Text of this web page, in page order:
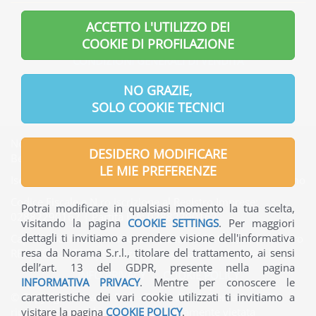
INFORMAZIONI UTILI
CONDIZIONI GENERALI DI VENDITA
INFORMATIVA PRIVACY
Norama S.r.l. | Indirizzo Sede legale: Via Verdi, 7 - 24121
Iscritta presso l'Ufficio del Registro delle Imprese di Bergamo
Codice Fiscale e N.ro iscrizione al Registro Imprese:
02882290162 | Partita IVA: 02882290162
Capitale Sociale interamente versato: € 65.000,00 | Numero
REA: BG-330736 | Indirizzo PEC: norama@pec.ptcert.it
INFO PRIVACY - COOKIE POLICY
© Copyright Norama S.r.l. - Tutti i diritti riservati - La
riproduzione anche parziale è severamente vietata
ACCETTO L'UTILIZZO DEI
COOKIE DI PROFILAZIONE
NO GRAZIE,
SOLO COOKIE TECNICI
DESIDERO MODIFICARE
LE MIE PREFERENZE
Potrai modificare in qualsiasi momento la tua scelta,
visitando la pagina COOKIE SETTINGS. Per maggiori
dettagli ti invitiamo a prendere visione dell'informativa
resa da Norama S.r.l., titolare del trattamento, ai sensi
dell’art. 13 del GDPR, presente nella pagina
INFORMATIVA PRIVACY. Mentre per conoscere le
caratteristiche dei vari cookie utilizzati ti invitiamo a
visitare la pagina COOKIE POLICY.